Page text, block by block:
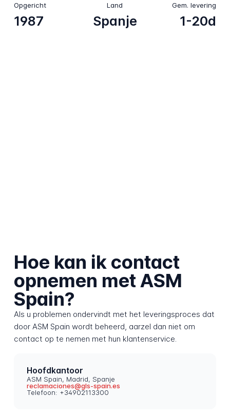
Opgericht
1987
Land
Spanje
Gem. levering
1-20d
Hoe kan ik contact
opnemen met ASM
Spain?
Als u problemen ondervindt met het leveringsproces dat
door ASM Spain wordt beheerd, aarzel dan niet om
contact op te nemen met hun klantenservice.
Hoofdkantoor
ASM Spain, Madrid, Spanje
reclamaciones@gls-spain.es
Telefoon: +34902113300